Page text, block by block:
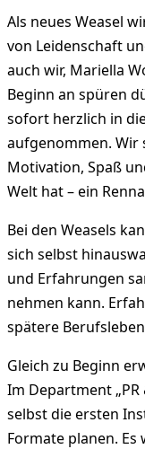
Als neues Weasel
von Leidenschaft
auch wir, Mariella
Beginn an spüren
sofort herzlich in
aufgenommen. Wir
Motivation, Spaß
Welt hat – ein
Bei den Weasels
sich selbst
und Erfahrungen
nehmen kann.
spätere
Gleich zu Beginn
Im Department
selbst die ersten
Formate planen.